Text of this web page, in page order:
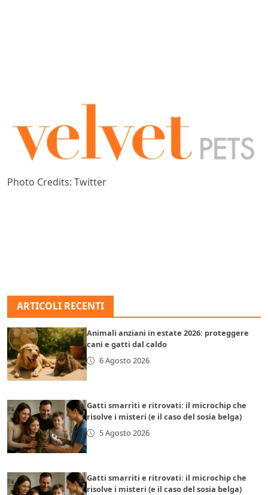
Photo Credits: Twitter
ARTICOLI RECENTI
Animali anziani in estate 2026: proteggere
cani e gatti dal caldo
6 Agosto 2026
Gatti smarriti e ritrovati: il microchip che
risolve i misteri (e il caso del sosia belga)
5 Agosto 2026
Gatti smarriti e ritrovati: il microchip che
risolve i misteri (e il caso del sosia belga)